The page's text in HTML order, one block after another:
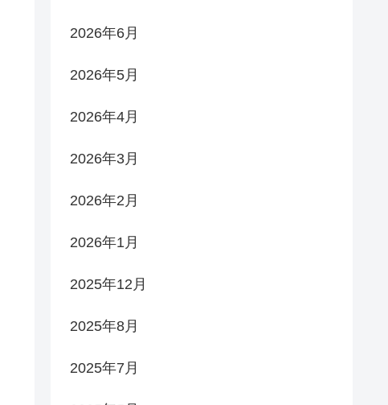
2026年6月
2026年5月
2026年4月
2026年3月
2026年2月
2026年1月
2025年12月
2025年8月
2025年7月